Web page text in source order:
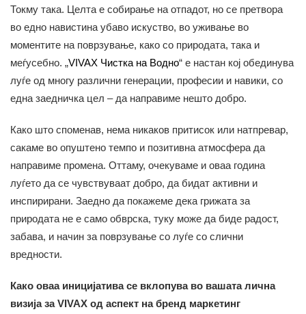
Токму така. Целта е собирање на отпадот, но се претвора
во едно навистина убаво искуство, во уживање во
моментите на поврзување, како со природата, така и
меѓусебно. „VIVAX Чистка на Водно“ е настан кој обединува
луѓе од многу различни генерации, професии и навики, со
една заедничка цел – да направиме нешто добро.
Како што споменав, нема никаков притисок или натпревар,
сакаме во опуштено темпо и позитивна атмосфера да
направиме промена. Оттаму, очекуваме и оваа година
луѓето да се чувствуваат добро, да бидат активни и
инспирирани. Заедно да покажеме дека грижата за
природата не е само обврска, туку може да биде радост,
забава, и начин за поврзување со луѓе со слични
вредности.
Како оваа иницијатива се вклопува во вашата лична
визија за VIVAX од аспект на бренд маркетинг